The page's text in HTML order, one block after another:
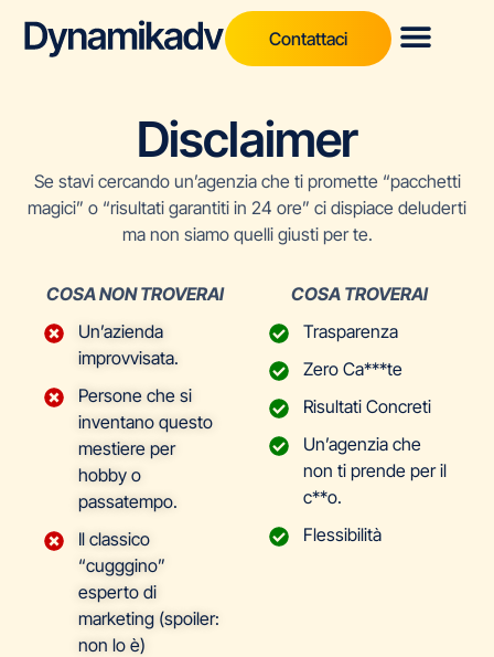
Contattaci
Disclaimer
Se stavi cercando un’agenzia che ti promette “pacchetti
magici” o “risultati garantiti in 24 ore” ci dispiace deluderti
ma non siamo quelli giusti per te.
COSA NON TROVERAI
Un’azienda
improvvisata.
Persone che si
inventano questo
mestiere per
hobby o
passatempo.
Il classico
“cugggino”
esperto di
marketing (spoiler:
non lo è)
COSA TROVERAI
Trasparenza
Zero Ca***te
Risultati Concreti
Un’agenzia che
non ti prende per il
c**o.
Flessibilità